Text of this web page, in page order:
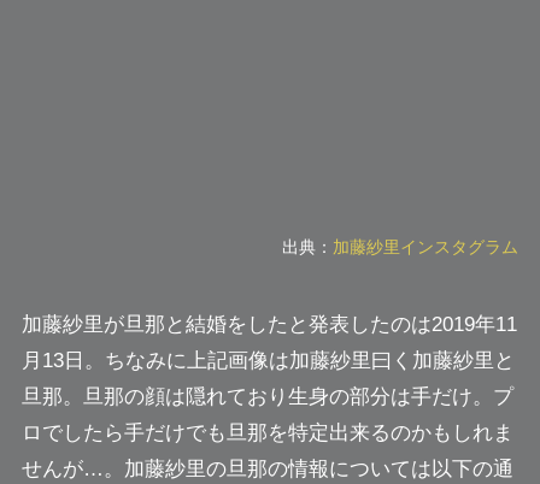
出典： 加藤紗里インスタグラム
加藤紗里が旦那と結婚をしたと発表したのは2019年11
月13日。ちなみに上記画像は加藤紗里曰く加藤紗里と
旦那。
旦那の顔は隠れており生身の部分は手だけ。プ
ロでしたら手だけでも旦那を特定出来るのかもしれま
せんが…。加藤紗里の旦那の情報については以下の通